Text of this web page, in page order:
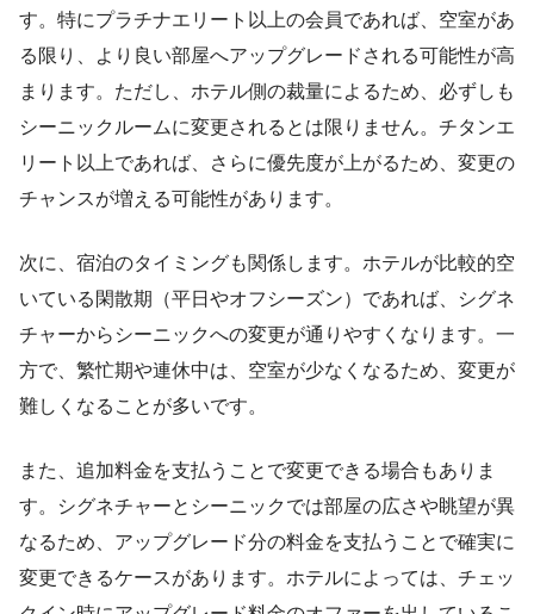
す。特にプラチナエリート以上の会員であれば、空室があ
る限り、より良い部屋へアップグレードされる可能性が高
まります。ただし、ホテル側の裁量によるため、必ずしも
シーニックルームに変更されるとは限りません。チタンエ
リート以上であれば、さらに優先度が上がるため、変更の
チャンスが増える可能性があります。
次に、宿泊のタイミングも関係します。ホテルが比較的空
いている閑散期（平日やオフシーズン）であれば、シグネ
チャーからシーニックへの変更が通りやすくなります。一
方で、繁忙期や連休中は、空室が少なくなるため、変更が
難しくなることが多いです。
また、追加料金を支払うことで変更できる場合もありま
す。シグネチャーとシーニックでは部屋の広さや眺望が異
なるため、アップグレード分の料金を支払うことで確実に
変更できるケースがあります。ホテルによっては、チェッ